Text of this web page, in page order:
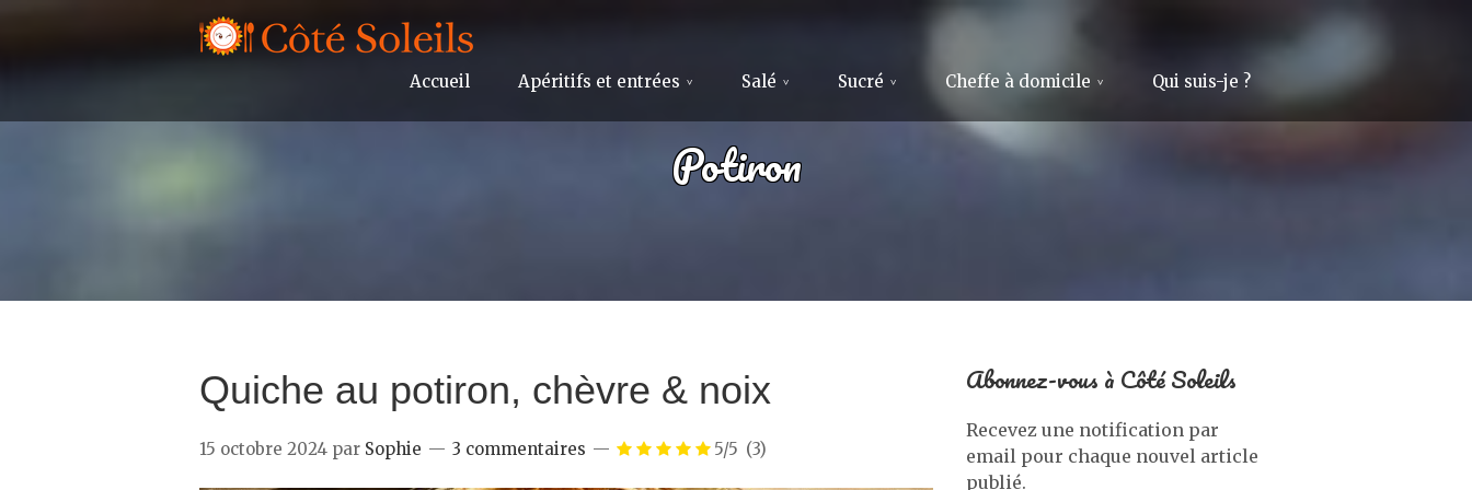
Accueil Apéritifs et entrées Salé Sucré Cheffe à domicile Qui suis-je ?
Potiron
Quiche au potiron, chèvre & noix
15 octobre 2024 par Sophie 3 commentaires 5/5 (3)
Abonnez-vous à Côté Soleils
Recevez une notification par
email pour chaque nouvel article
publié.